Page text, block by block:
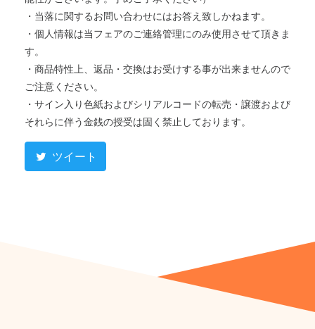
・当落に関するお問い合わせにはお答え致しかねます。
・個人情報は当フェアのご連絡管理にのみ使用させて頂きま
す。
・商品特性上、返品・交換はお受けする事が出来ませんので
ご注意ください。
・サイン入り色紙およびシリアルコードの転売・譲渡および
それらに伴う金銭の授受は固く禁止しております。
ツイート